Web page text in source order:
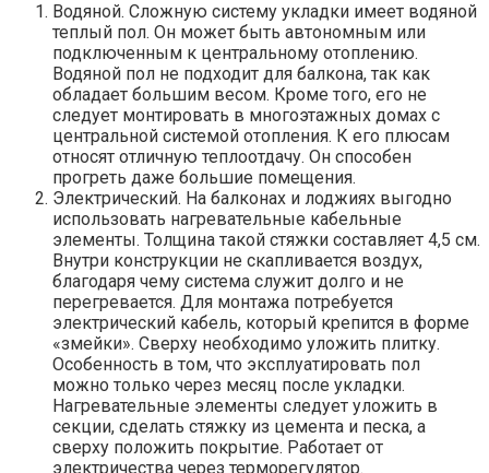
Водяной. Сложную систему укладки имеет водяной
теплый пол. Он может быть автономным или
подключенным к центральному отоплению.
Водяной пол не подходит для балкона, так как
обладает большим весом. Кроме того, его не
следует монтировать в многоэтажных домах с
центральной системой отопления. К его плюсам
относят отличную теплоотдачу. Он способен
прогреть даже большие помещения.
Электрический. На балконах и лоджиях выгодно
использовать нагревательные кабельные
элементы. Толщина такой стяжки составляет 4,5 см.
Внутри конструкции не скапливается воздух,
благодаря чему система служит долго и не
перегревается. Для монтажа потребуется
электрический кабель, который крепится в форме
«змейки». Сверху необходимо уложить плитку.
Особенность в том, что эксплуатировать пол
можно только через месяц после укладки.
Нагревательные элементы следует уложить в
секции, сделать стяжку из цемента и песка, а
сверху положить покрытие. Работает от
электричества через терморегулятор.